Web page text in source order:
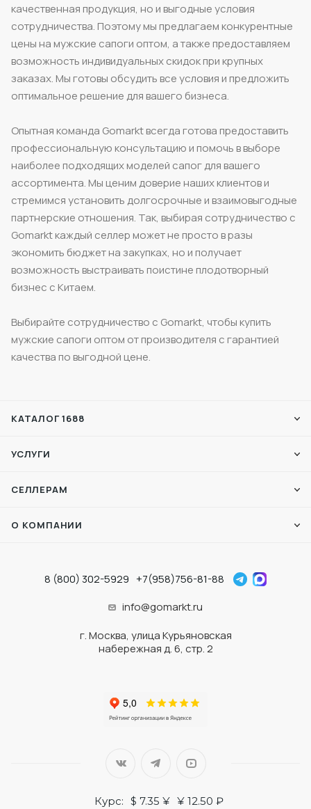
качественная продукция, но и выгодные условия
сотрудничества. Поэтому мы предлагаем конкурентные
цены на мужские сапоги оптом, а также предоставляем
возможность индивидуальных скидок при крупных
заказах. Мы готовы обсудить все условия и предложить
оптимальное решение для вашего бизнеса.
Опытная команда Gomarkt всегда готова предоставить
профессиональную консультацию и помочь в выборе
наиболее подходящих моделей сапог для вашего
ассортимента. Мы ценим доверие наших клиентов и
стремимся установить долгосрочные и взаимовыгодные
партнерские отношения. Так, выбирая сотрудничество с
Gomarkt каждый селлер может не просто в разы
экономить бюджет на закупках, но и получает
возможность выстраивать поистине плодотворный
бизнес с Китаем.
Выбирайте сотрудничество с Gomarkt, чтобы купить
мужские сапоги оптом от производителя с гарантией
качества по выгодной цене.
КАТАЛОГ 1688
УСЛУГИ
СЕЛЛЕРАМ
О КОМПАНИИ
8 (800) 302-5929 +7(958)756-81-88
info@gomarkt.ru
г. Москва, улица Курьяновская
набережная д. 6, стр. 2
Курс: $ 7.35 ¥ ¥ 12.50 ₽